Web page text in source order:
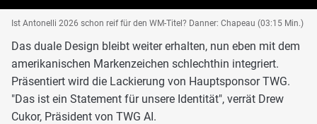
Ist Antonelli 2026 schon reif für den WM-Titel? Danner: Chapeau (03:15 Min.)
Das duale Design bleibt weiter erhalten, nun eben mit dem
amerikanischen Markenzeichen schlechthin integriert.
Präsentiert wird die Lackierung von Hauptsponsor TWG.
"Das ist ein Statement für unsere Identität", verrät Drew
Cukor, Präsident von TWG AI.